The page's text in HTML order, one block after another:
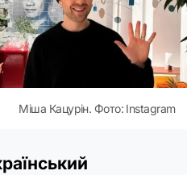
Міша Кацурін. Фото: Instagram